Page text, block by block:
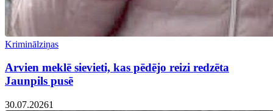
Kriminālziņas
Arvien meklē sievieti, kas pēdējo reizi redzēta
Jaunpils pusē
30.07.20261